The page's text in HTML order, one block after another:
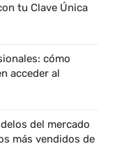
tu Clave Única
cómo
acceder al
del mercado
más vendidos de